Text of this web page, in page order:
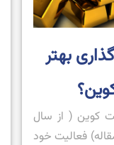
بهتر
که بیت کوین ( از سال
مقاله) فعالیت خود